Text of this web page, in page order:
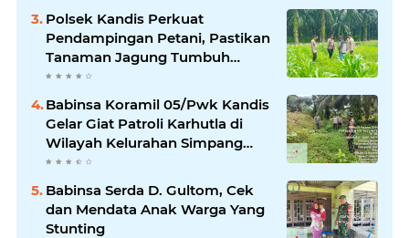
Polsek Kandis Perkuat
Pendampingan Petani, Pastikan
Tanaman Jagung Tumbuh
Optimal Dukung Swasembada
Babinsa Koramil 05/Pwk Kandis
Gelar Giat Patroli Karhutla di
Wilayah Kelurahan Simpang
Belutu
Babinsa Serda D. Gultom, Cek
dan Mendata Anak Warga Yang
Stunting